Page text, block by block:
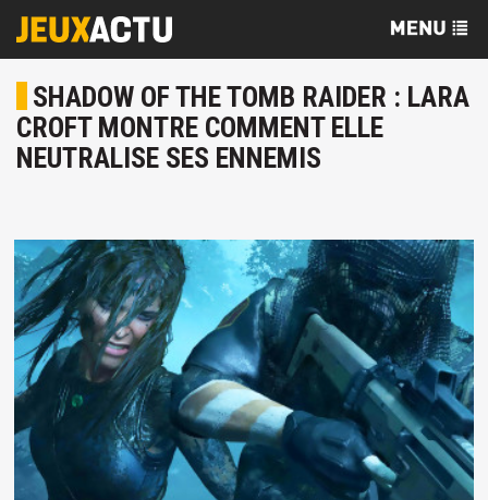
SHADOW OF THE TOMB RAIDER : LARA
CROFT MONTRE COMMENT ELLE
NEUTRALISE SES ENNEMIS